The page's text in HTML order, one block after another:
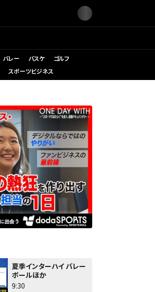
バレー バスケ
ゴルフ
スポーツビジネス
夏季インターハイ バレー
ボールほか
9:30